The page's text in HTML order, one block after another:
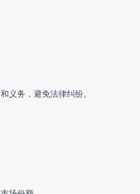
义务，避免法律纠纷。